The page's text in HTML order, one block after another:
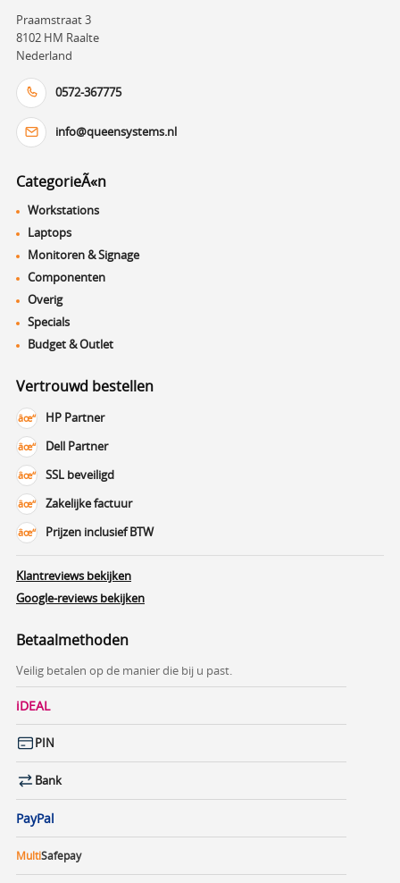
Praamstraat 3
8102 HM Raalte
Nederland
0572-367775
info@queensystems.nl
CategorieÃ«n
Workstations
Laptops
Monitoren & Signage
Componenten
Overig
Specials
Budget & Outlet
Vertrouwd bestellen
HP Partner
Dell Partner
SSL beveiligd
Zakelijke factuur
Prijzen inclusief BTW
Klantreviews bekijken
Google-reviews bekijken
Betaalmethoden
Veilig betalen op de manier die bij u past.
iDEAL
PIN
Bank
PayPal
MultiSafepay